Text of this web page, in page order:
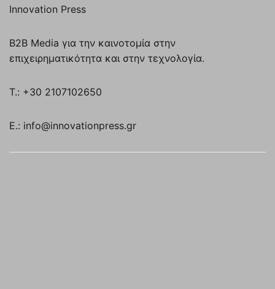
Innovation Press
B2B Media για την καινοτομία στην
επιχειρηματικότητα και στην τεχνολογία.
T.: +30 2107102650
E.: info@innovationpress.gr